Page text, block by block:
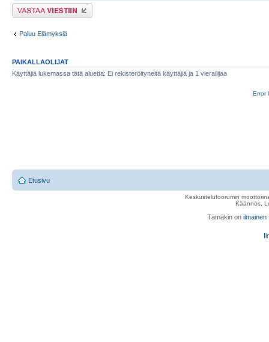
Lähetä vastaus
Paluu Elämyksiä
PAIKALLAOLIJAT
Käyttäjiä lukemassa tätä aluetta: Ei rekisteröityneitä käyttäjiä ja 1 vierailijaa
Error
Etusivu
Keskustelufoorumin
Käännös,
Tämäkin on ilmainen